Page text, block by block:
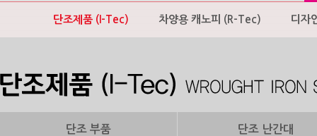
단조제품 (I-Tec) 차양용 캐노피 (R-Tec) 디자
단조 부품 단조 난간대